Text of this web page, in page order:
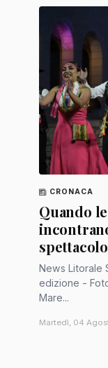
CRONACA
Quando
News Litorale Sud Un'immagine della
edizione -
Mare...
Martedì, 04